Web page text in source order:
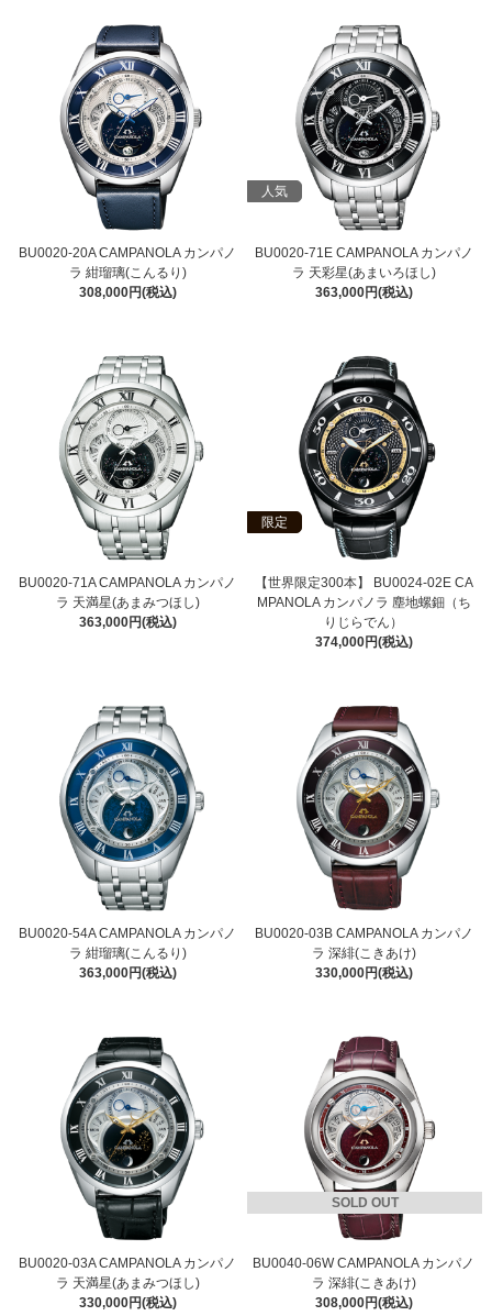
BU0020-20A CAMPANOLA カンパノ
ラ 紺瑠璃(こんるり)
308,000円(税込)
人気
BU0020-71E CAMPANOLA カンパノ
ラ 天彩星(あまいろほし)
363,000円(税込)
BU0020-71A CAMPANOLA カンパノ
ラ 天満星(あまみつほし)
363,000円(税込)
限定
【世界限定300本】 BU0024-02E CA
MPANOLA カンパノラ 塵地螺鈿（ち
りじらでん）
374,000円(税込)
BU0020-54A CAMPANOLA カンパノ
ラ 紺瑠璃(こんるり)
363,000円(税込)
BU0020-03B CAMPANOLA カンパノ
ラ 深緋(こきあけ)
330,000円(税込)
BU0020-03A CAMPANOLA カンパノ
ラ 天満星(あまみつほし)
330,000円(税込)
SOLD OUT
BU0040-06W CAMPANOLA カンパノ
ラ 深緋(こきあけ)
308,000円(税込)